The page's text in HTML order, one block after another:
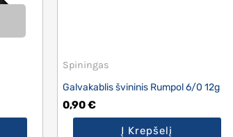
Spiningas
Galvakablis švininis Rumpol 6/0 12g
0,90€
Į Krepšelį